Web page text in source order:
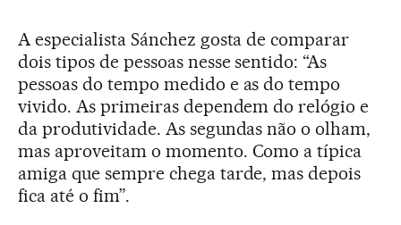
A especialista Sánchez gosta de comparar
dois tipos de pessoas nesse sentido: “As
pessoas do tempo medido e as do tempo
vivido. As primeiras dependem do relógio e
da produtividade. As segundas não o olham,
mas aproveitam o momento. Como a típica
amiga que sempre chega tarde, mas depois
fica até o fim”.